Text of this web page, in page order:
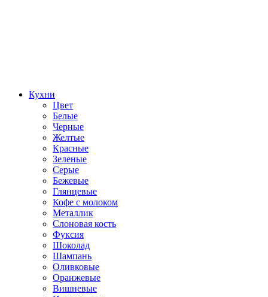
Кухни
Цвет
Белые
Черные
Желтые
Красные
Зеленые
Серые
Бежевые
Глянцевые
Кофе с молоком
Металлик
Слоновая кость
Фуксия
Шоколад
Шампань
Оливковые
Оранжевые
Вишневые